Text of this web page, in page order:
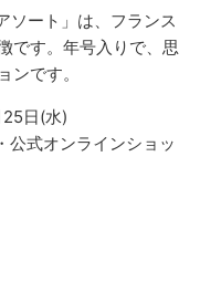
ソート」は、フランス
です。年号入りで、思
ンです。
25日(水)
公式オンラインショッ